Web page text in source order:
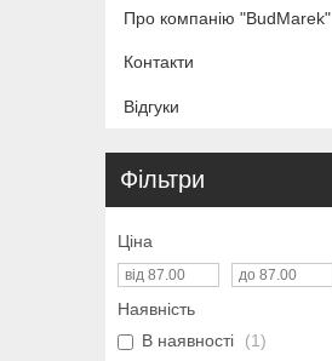
Про компанію "BudMarek"
Контакти
Відгуки
Фільтри
Ціна
Наявність
В наявності
1